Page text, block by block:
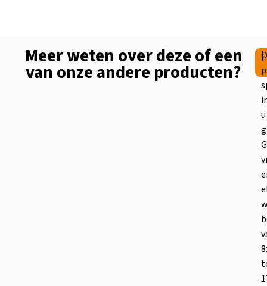
Meer weten over deze of een
van onze andere producten?
|
u